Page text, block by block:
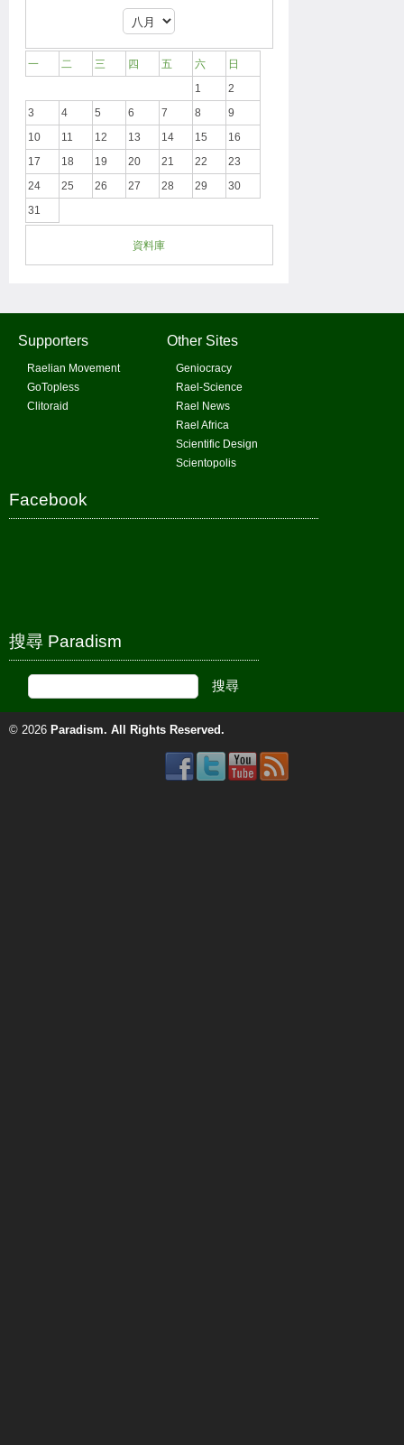
一 二 三 四 五 六
日
1
2
3
4 5 6 7 8
9
10
11 12 13 14 15
16
17
18 19 20 21 22
23
24
25 26 27 28 29
30
31
資料庫
Supporters
Raelian Movement
GoTopless
Clitoraid
Other Sites
Geniocracy
Rael-Science
Rael News
Rael Africa
Scientific Design
Scientopolis
Facebook
搜尋 Paradism
© 2026 Paradism. All Rights Reserved.